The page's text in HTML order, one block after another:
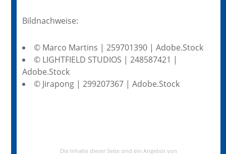
Bildnachweise:
© Marco Martins | 259701390 | Adobe.Stock
© LIGHTFIELD STUDIOS | 248587421 |
Adobe.Stock
© Jirapong | 299207367 | Adobe.Stock